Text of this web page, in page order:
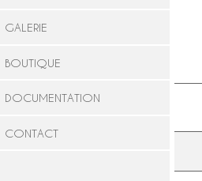
GALERIE
BOUTIQUE
DOCUMENTATION
CONTACT